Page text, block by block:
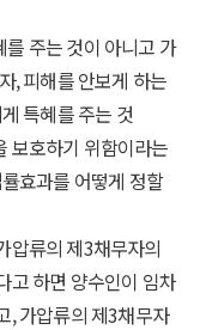
주는 것이 아니고 가
, 피해를 안보게 하는
특혜를 주는 것
보호하기 위함이라는
효과를 어떻게 정할
압류의 제3채무자의
고 하면 양수인이 임차
, 가압류의 제3채무자